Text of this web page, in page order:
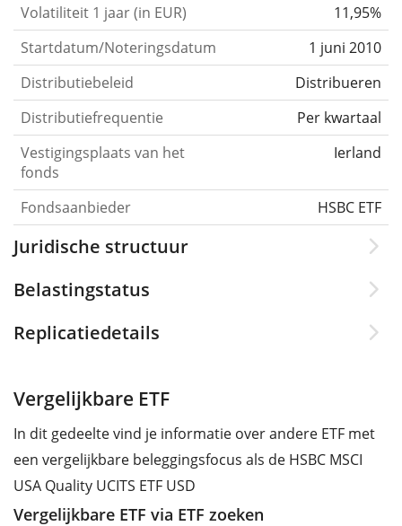
Volatiliteit 1 jaar (in EUR)
11,95%
Startdatum/Noteringsdatum
1 juni 2010
Distributiebeleid
Distribueren
Distributiefrequentie
Per kwartaal
Vestigingsplaats van het
fonds
Ierland
Fondsaanbieder HSBC ETF
Juridische structuur
Belastingstatus
Replicatiedetails
Vergelijkbare ETF
In dit gedeelte vind je informatie over andere ETF met
een vergelijkbare beleggingsfocus als de HSBC MSCI
USA Quality UCITS ETF USD
Vergelijkbare ETF via ETF zoeken